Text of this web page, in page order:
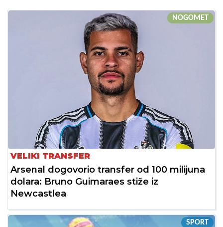
NOGOMET
VELIKI TRANSFER
Arsenal dogovorio transfer od 100 milijuna
dolara: Bruno Guimaraes stiže iz
Newcastlea
SPORT